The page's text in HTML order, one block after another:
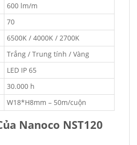
600 lm/m
70
6500K / 4000K / 2700K
Trắng / Trung tính / Vàng
LED IP 65
30.000 h
W18*H8mm – 50m/cuộn
Nanoco NST120